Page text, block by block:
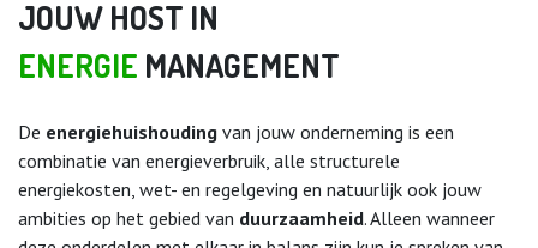
JOUW HOST IN
ENERGIE MANAGEMENT
De energiehuishouding van jouw onderneming is een
combinatie van energieverbruik, alle structurele
energiekosten, wet- en regelgeving en natuurlijk ook jouw
ambities op het gebied van duurzaamheid. Alleen wanneer